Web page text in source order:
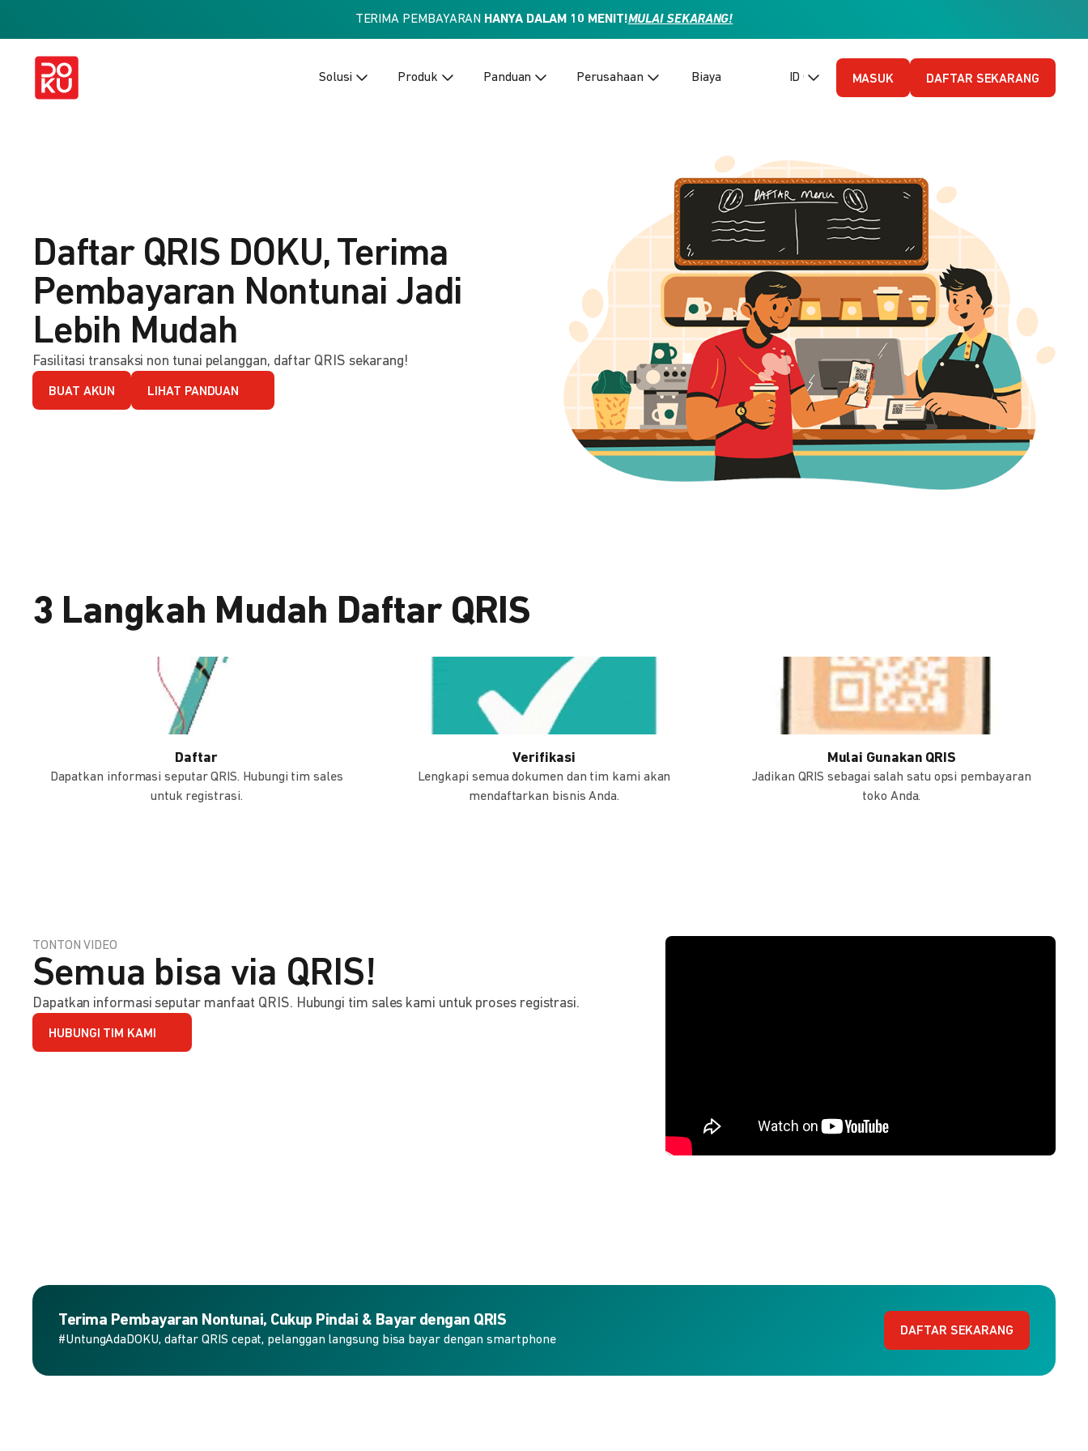
TERIMA PEMBAYARAN HANYA DALAM 10 MENIT!MULAI SEKARANG!
Solusi Produk Panduan Perusahaan Biaya ID (Bahasa Indonesia)
MASUK DAFTAR SEKARANG
Daftar QRIS DOKU, Terima
Pembayaran Nontunai Jadi
Lebih Mudah
Fasilitasi transaksi non tunai pelanggan, daftar QRIS sekarang!
BUAT AKUN LIHAT PANDUAN
3 Langkah Mudah Daftar QRIS
Daftar
Dapatkan informasi seputar QRIS. Hubungi tim sales
untuk registrasi.
Verifikasi
Lengkapi semua dokumen dan tim kami akan
mendaftarkan bisnis Anda.
Mulai Gunakan QRIS
Jadikan QRIS sebagai salah satu opsi pembayaran
toko Anda.
TONTON VIDEO
Semua bisa via QRIS!
Dapatkan informasi seputar manfaat QRIS. Hubungi tim sales kami untuk proses registrasi.
HUBUNGI TIM KAMI
Terima Pembayaran Nontunai, Cukup Pindai & Bayar dengan QRIS
#UntungAdaDOKU, daftar QRIS cepat, pelanggan langsung bisa bayar dengan smartphone
DAFTAR SEKARANG